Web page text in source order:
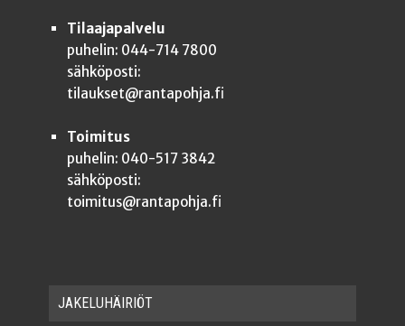
Tilaajapalvelu
puhelin: 044-714 7800
sähköposti:
tilaukset@rantapohja.fi
Toimitus
puhelin: 040-517 3842
sähköposti:
toimitus@rantapohja.fi
JAKE­LU­HÄI­RIÖT